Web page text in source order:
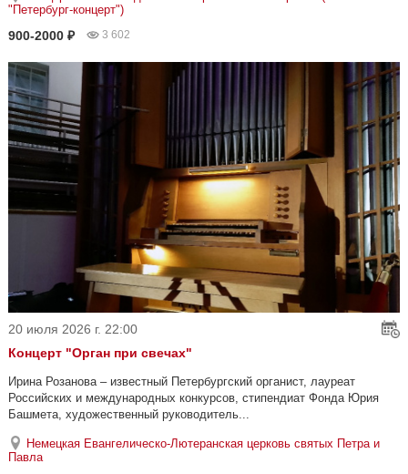
"Петербург-концерт")
900-2000 ₽ 3 602
20 июля 2026 г. 22:00
Концерт "Орган при свечах"
Ирина Розанова – известный Петербургский органист, лауреат
Российских и международных конкурсов, стипендиат Фонда Юрия
Башмета, художественный руководитель...
Немецкая Евангелическо-Лютеранская церковь святых Петра и
Павла